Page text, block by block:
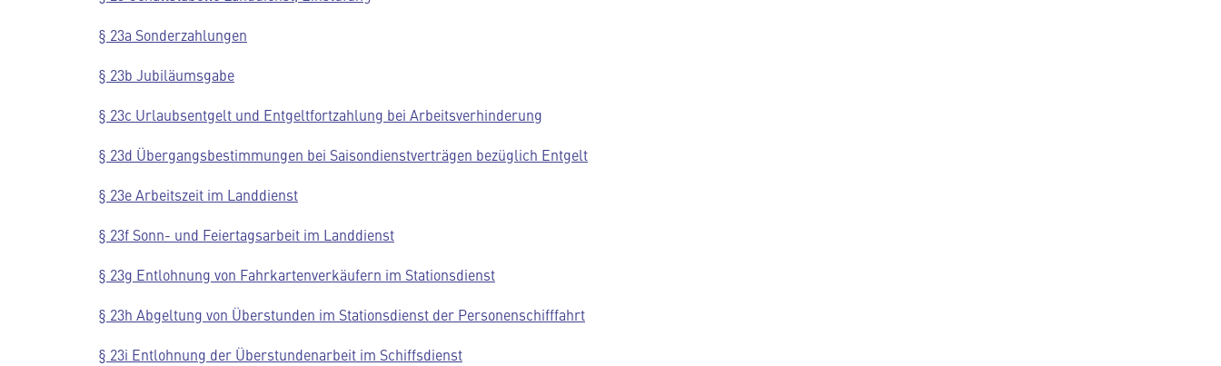
§ 23a Sonderzahlungen
§ 23b Jubiläumsgabe
§ 23c Urlaubsentgelt und Entgeltfortzahlung bei Arbeitsverhinderung
§ 23d Übergangsbestimmungen bei Saisondienstverträgen bezüglich Entgelt
§ 23e Arbeitszeit im Landdienst
§ 23f Sonn- und Feiertagsarbeit im Landdienst
§ 23g Entlohnung von Fahrkartenverkäufern im Stationsdienst
§ 23h Abgeltung von Überstunden im Stationsdienst der Personenschifffahrt
§ 23i Entlohnung der Überstundenarbeit im Schiffsdienst